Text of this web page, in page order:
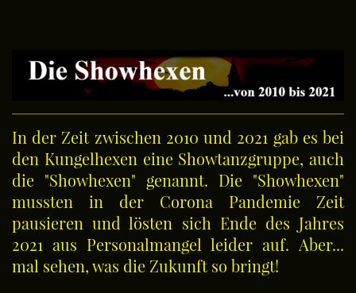
In der Zeit zwischen 2010 und 2021 gab es bei
den Kungelhexen eine Showtanzgruppe, auch
die "Showhexen" genannt. Die "Showhexen"
mussten in der Corona Pandemie Zeit
pausieren und lösten sich Ende des Jahres
2021 aus Personalmangel leider auf. Aber...
mal sehen, was die Zukunft so bringt!